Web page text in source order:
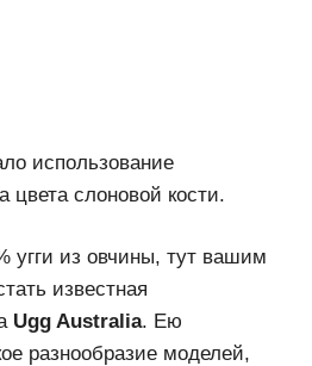
использование
цвета слоновой кости.
угги из овчины, тут вашим
известная
Ugg Australia. Ею
разнообразие моделей,